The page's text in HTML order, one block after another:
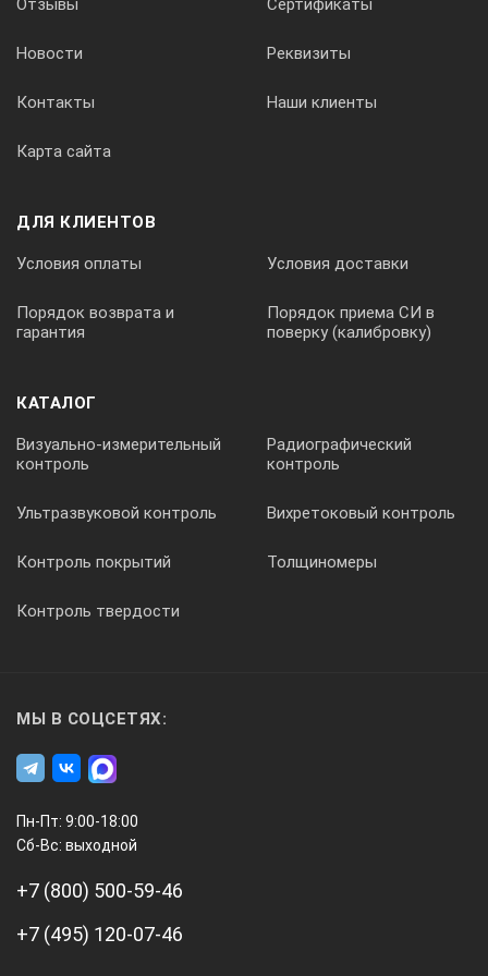
А3-ШПП-120
2
Паспорт
Сертификат о калибровке
3
Отзывы Сертификаты
Новости Реквизиты
Контакты Наши клиенты
Карта сайта
ДЛЯ КЛИЕНТОВ
Условия оплаты Условия доставки
Порядок возврата и
гарантия
Порядок приема СИ в
поверку (калибровку)
КАТАЛОГ
Визуально-измерительный
контроль
Радиографический
контроль
Ультразвуковой контроль Вихретоковый контроль
Контроль покрытий Толщиномеры
Контроль твердости
МЫ В СОЦСЕТЯХ:
Пн-Пт: 9:00-18:00
Сб-Вс: выходной
+7 (800) 500-59-46
+7 (495) 120-07-46